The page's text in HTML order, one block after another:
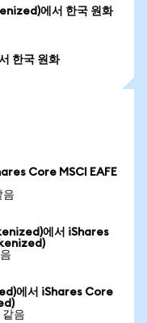
에서 한국 원화
한국 원화
Core MSCI EAFE
음
에서 iShares
에서 iShares Core
음